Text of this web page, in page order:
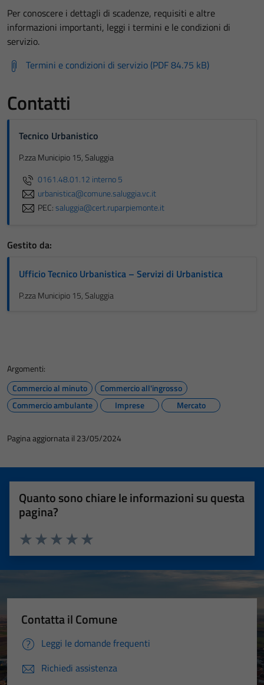
Per conoscere i dettagli di scadenze, requisiti e altre
informazioni importanti, leggi i termini e le condizioni di
servizio.
Termini e condizioni di servizio (PDF 84.75 kB)
Contatti
Tecnico Urbanistico
P.zza Municipio 15, Saluggia
0161.48.01.12 interno 5
urbanistica@comune.saluggia.vc.it
PEC:saluggia@cert.ruparpiemonte.it
Gestito da:
Ufficio Tecnico Urbanistica – Servizi di Urbanistica
P.zza Municipio 15, Saluggia
Argomenti:
Commercio al minuto
Commercio all'ingrosso
Commercio ambulante
Imprese Mercato
Pagina aggiornata il 23/05/2024
Quanto sono chiare le informazioni su questa
pagina?
Valuta 5 stelle su 5
Valuta 4 stelle su 5
Valuta 3 stelle su 5
Valuta 2 stelle su 5
Valuta 1 stelle su 5
Contatta il Comune
Leggi le domande frequenti
Richiedi assistenza